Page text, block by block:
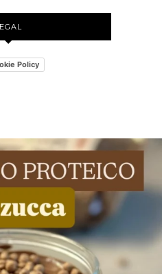
Policy